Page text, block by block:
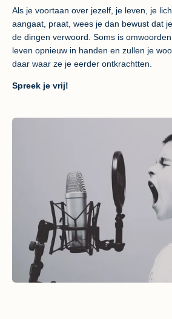
Als je voortaan over jezelf, je leven, je
aangaat, praat, wees je dan bewust dat
de dingen verwoord. Soms is
leven opnieuw in handen en zullen je
daar waar ze je eerder ontkrachtten.
Spreek je vrij!